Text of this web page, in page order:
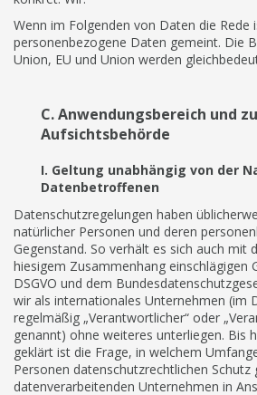
Wenn im Folgenden von Daten die Rede
personenbezogene Daten gemeint. Die
Union, EU und Union werden
C. Anwendungsbereich und
Aufsichtsbehörde
I. Geltung unabhängig von der
Datenbetroffenen
Datenschutzregelungen haben
natürlicher Personen und deren
Gegenstand. So verhält es sich auch mit
hiesigem Zusammenhang einschlägigen
DSGVO und dem
wir als internationales Unternehmen (im
regelmäßig „Verantwortlicher“ oder
genannt) ohne weiteres unterliegen. Bis
geklärt ist die Frage, in welchem
Personen datenschutzrechtlichen Schutz
datenverarbeitenden Unternehmen in